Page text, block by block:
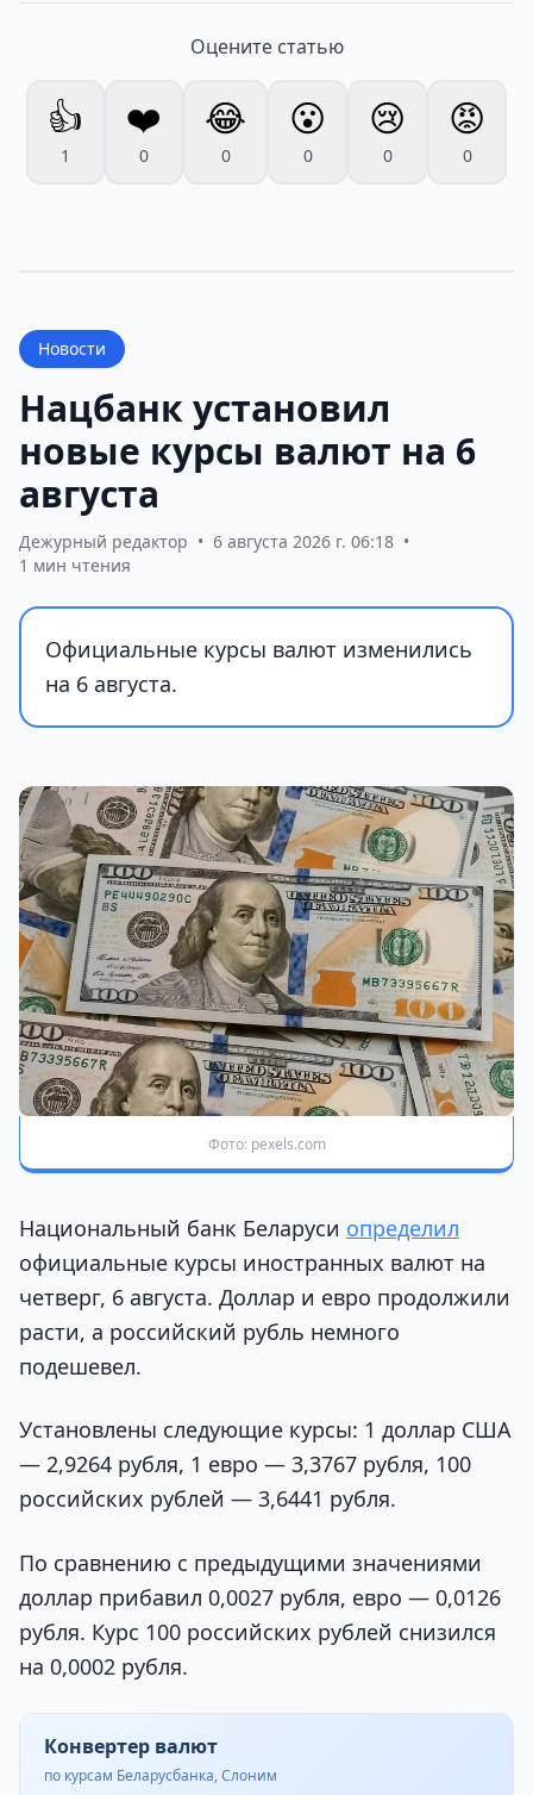
Оцените статью
👍
1
❤️
0
😂
0
😮
0
😢
0
😡
0
Новости
Нацбанк установил
новые курсы валют на 6
августа
Дежурный редактор • 6 августа 2026 г. 06:18 •
1 мин чтения
Официальные курсы валют изменились
на 6 августа.
Фото: pexels.com
Национальный банк Беларуси определил
официальные курсы иностранных валют на
четверг, 6 августа. Доллар и евро продолжили
расти, а российский рубль немного
подешевел.
Установлены следующие курсы: 1 доллар США
— 2,9264 рубля, 1 евро — 3,3767 рубля, 100
российских рублей — 3,6441 рубля.
По сравнению с предыдущими значениями
доллар прибавил 0,0027 рубля, евро — 0,0126
рубля. Курс 100 российских рублей снизился
на 0,0002 рубля.
Конвертер валют
по курсам Беларусбанка, Слоним